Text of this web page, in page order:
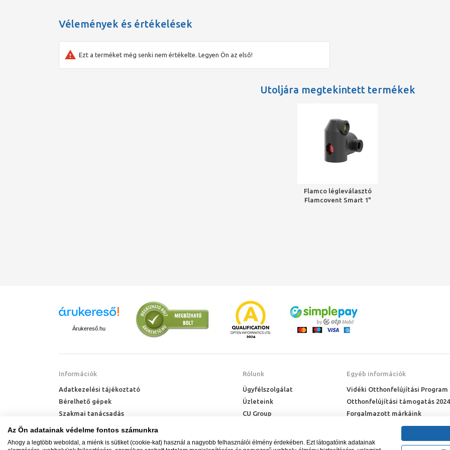
Filters/separators
Termékbesorolás
LÉg és iszapleválasztó hűtött vízhez / hűtési rendszerhez
Vélemények és értékelések
Ezt a terméket még senki nem értékelte. Legyen Ön az első!
Utoljára megtekintett termékek
Flamco légleválasztó
Flamcovent Smart 1"
Árukereső.hu
Információk
Adatkezelési tájékoztató
Bérelhető gépek
Szakmai tanácsadás
Technik Cool Pro hőszivattyú tájékoztató
Rólunk
Ügyfélszolgálat
Üzleteink
CU Group
Egyéb információk
Vidéki Otthonfelújítási Program
Otthonfelújítási támogatás 2024
Forgalmazott márkáink
Az Ön adatainak védelme fontos számunkra
Ahogy a legtöbb weboldal, a miénk is sütiket (cookie-kat) használ a nagyobb felhasználói élmény érdekében. Ezt látogatóink adatainak